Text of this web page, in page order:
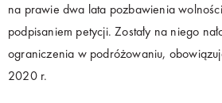
na prawie dwa lata pozbawienia
podpisaniem petycji. Zostały na niego
ograniczenia w podróżowaniu,
2020 r.